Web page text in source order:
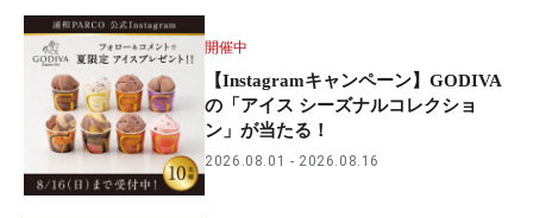
開催中
【Instagramキャンペーン】GODIVA
の「アイス シーズナルコレクショ
ン」が当たる！
2026.08.01 2026.08.16